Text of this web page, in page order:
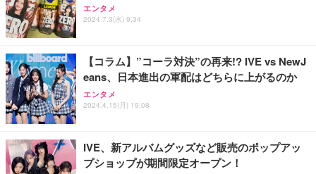
エンタメ
2024.7.3(水) 9:34
【コラム】”コーラ対決”の再来!? IVE vs NewJ
eans、日本進出の軍配はどちらに上がるのか
エンタメ
2024.4.15(月) 19:08
IVE、新アルバムグッズなど販売のポップアッ
プショップが期間限定オープン！